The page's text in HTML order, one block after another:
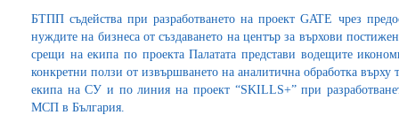
БТПП съдейства при разработването на проект GATE чрез
нуждите на бизнеса от създаването на център за върхови
срещи на екипа по проекта Палатата представи водещите
конкретни ползи от извършването на аналитична обработка
екипа на СУ и по линия на проект “SKILLS+” при
МСП в България.